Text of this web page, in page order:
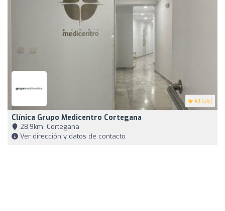
4.1 (26)
Clínica Grupo Medicentro Cortegana
28,9km, Cortegana
Ver dirección y datos de contacto